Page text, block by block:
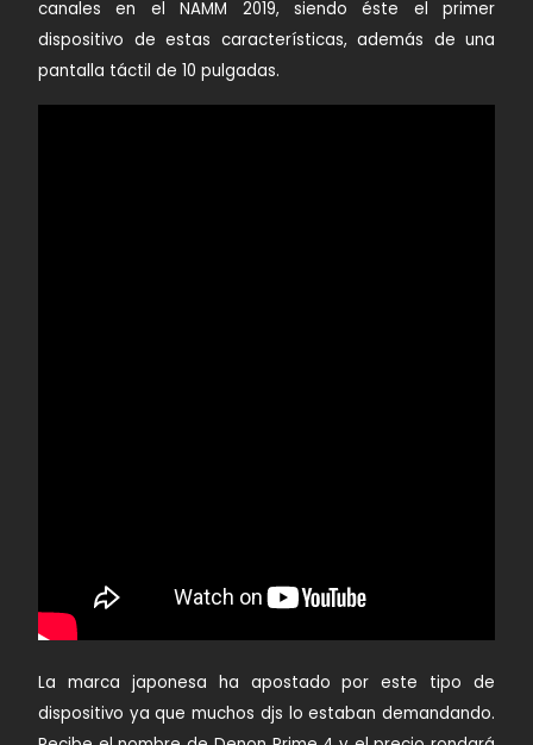
canales en el NAMM 2019, siendo éste el primer
dispositivo de estas características, además de una
pantalla táctil de 10 pulgadas.
La marca japonesa ha apostado por este tipo de
dispositivo ya que muchos djs lo estaban demandando.